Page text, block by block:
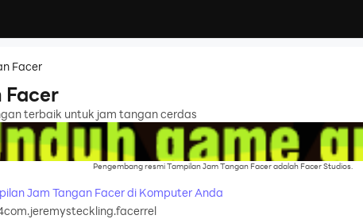
Facer
Facer
terbaik untuk jam tangan cerdas
Pengembang resmi Tampilan Jam Tangan Facer adalah Facer Studios.
Jam Tangan Facer di Komputer Anda
com.jeremysteckling.facerrel